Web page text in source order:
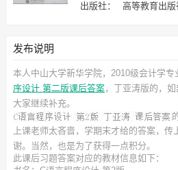
出版社： 高等教育出版
发布说明
本人中山大学新华学院，2010级会计学
序设计 第二版课后答案，丁亚涛版的，
大家继续补充。
上课老师太吝啬，学期末才给的答案，
谢。当然，也是为了获得一点积分。
此课后习题答案对应的教材信息如下：